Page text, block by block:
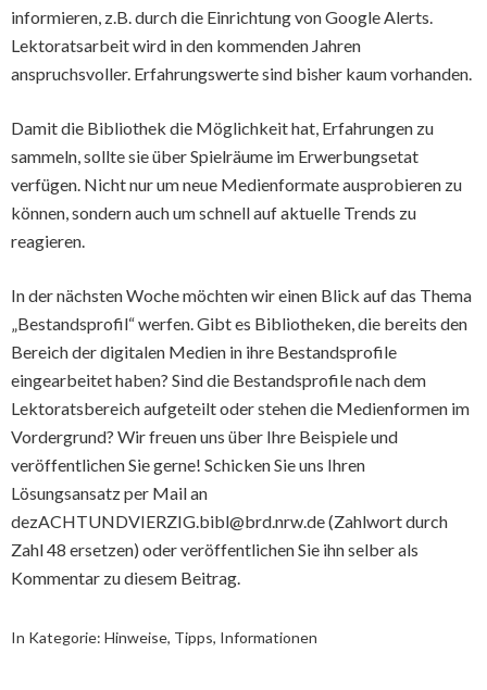
informieren, z.B. durch die Einrichtung von Google Alerts.
Lektoratsarbeit wird in den kommenden Jahren
anspruchsvoller. Erfahrungswerte sind bisher kaum vorhanden.
Damit die Bibliothek die Möglichkeit hat, Erfahrungen zu
sammeln, sollte sie über Spielräume im Erwerbungsetat
verfügen. Nicht nur um neue Medienformate ausprobieren zu
können, sondern auch um schnell auf aktuelle Trends zu
reagieren.
In der nächsten Woche möchten wir einen Blick auf das Thema
„Bestandsprofil“ werfen. Gibt es Bibliotheken, die bereits den
Bereich der digitalen Medien in ihre Bestandsprofile
eingearbeitet haben? Sind die Bestandsprofile nach dem
Lektoratsbereich aufgeteilt oder stehen die Medienformen im
Vordergrund? Wir freuen uns über Ihre Beispiele und
veröffentlichen Sie gerne! Schicken Sie uns Ihren
Lösungsansatz per Mail an
dezACHTUNDVIERZIG.bibl@brd.nrw.de (Zahlwort durch
Zahl 48 ersetzen) oder veröffentlichen Sie ihn selber als
Kommentar zu diesem Beitrag.
In Kategorie: Hinweise, Tipps, Informationen